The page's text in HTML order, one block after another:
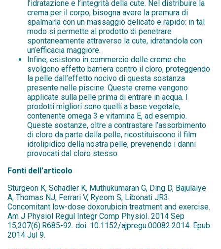
l’idratazione e l’integrità della cute. Nel distribuire la
crema per il corpo, bisogna avere la premura di
spalmarla con un massaggio delicato e rapido: in tal
modo si permette al prodotto di penetrare
spontaneamente attraverso la cute, idratandola con
un’efficacia maggiore.
Infine, esistono in commercio delle creme che
svolgono effetto barriera contro il cloro, proteggendo
la pelle dall’effetto nocivo di questa sostanza
presente nelle piscine. Queste creme vengono
applicate sulla pelle prima di entrare in acqua. I
prodotti migliori sono quelli a base vegetale,
contenente omega 3 e vitamina E, ad esempio.
Queste sostanze, oltre a contrastare l’assorbimento
di cloro da parte della pelle, ricostituiscono il film
idrolipidico della nostra pelle, prevenendo i danni
provocati dal cloro stesso.
Fonti dell’articolo
Sturgeon K, Schadler K, Muthukumaran G, Ding D, Bajulaiye
A, Thomas NJ, Ferrari V, Ryeom S, Libonati JR3.
Concomitant low-dose doxorubicin treatment and exercise.
Am J Physiol Regul Integr Comp Physiol. 2014 Sep
15;307(6):R685-92. doi: 10.1152/ajpregu.00082.2014. Epub
2014 Jul 9.